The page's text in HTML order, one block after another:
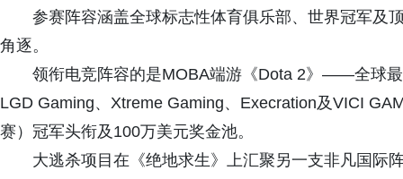
参赛阵容涵盖全球标志性体育俱乐部、世界冠军及
角逐。
领衔电竞阵容的是MOBA端游《Dota 2》——全球
LGD Gaming、Xtreme Gaming、Execration及VICI
赛）冠军头衔及100万美元奖金池。
大逃杀项目在《绝地求生》上汇聚另一支非凡国际